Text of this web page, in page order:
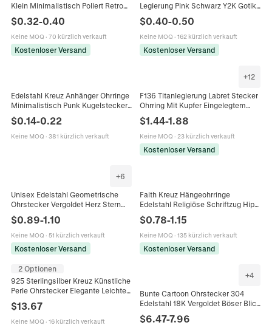
Klein Minimalistisch Poliert Retro
Religiöser Schmuck Für Damen
Herren
$0.32-0.40
Keine MOQ · 70 kürzlich verkauft
Kostenloser Versand
Legierung Pink Schwarz Y2K Gotik
Punk Schmuck Zubehör Für Frauen
$0.40-0.50
Keine MOQ · 162 kürzlich verkauft
Kostenloser Versand
Edelstahl Kreuz Anhänger Ohrringe
Minimalistisch Punk Kugelstecker
$0.14-0.22
Keine MOQ · 381 kürzlich verkauft
+12
F136 Titanlegierung Labret Stecker
Ohrring Mit Kupfer Eingelegtem
Innengewinde Schmuck
$1.44-1.88
Keine MOQ · 23 kürzlich verkauft
Kostenloser Versand
+6
Unisex Edelstahl Geometrische
Ohrstecker Vergoldet Herz Stern
Kreuz Strass Hantel Piercing
Schmuck Für Den Alltag
$0.89-1.10
Keine MOQ · 51 kürzlich verkauft
Kostenloser Versand
Faith Kreuz Hängeohrringe
Edelstahl Religiöse Schriftzug Hip
Hop Stil Schmuck Für Damen
$0.78-1.15
Keine MOQ · 135 kürzlich verkauft
Kostenloser Versand
2 Optionen
925 Sterlingsilber Kreuz Künstliche
Perle Ohrstecker Elegante Leichte
Luxus Geometrische Unendlichkeit
Ohrringe Für Damen
Modeschmuck
$13.67
Keine MOQ · 16 kürzlich verkauft
+4
Bunte Cartoon Ohrstecker 304
Edelstahl 18K Vergoldet Böser Blick
Kreuz Erdbeere Schmuck Für
Kinder Mädchen
$6.47-7.96